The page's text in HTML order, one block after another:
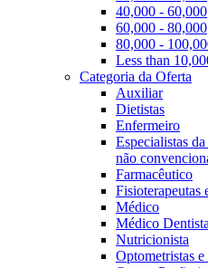
40,000 - 60,000
60,000 - 80,000
80,000 -
Less than
Categoria da Oferta
Auxiliar
Dietistas
Enfermeiro
Especialistas
não
Farmacêutico
Fisioterapeutas
Médico
Médico Dentista
Nutricionista
Optometristas